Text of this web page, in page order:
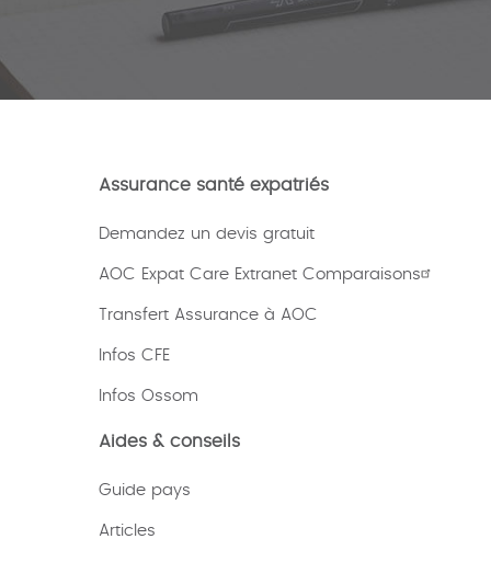
Assurance santé expatriés
Demandez un devis gratuit
AOC Expat Care Extranet Comparaisons
Transfert Assurance à AOC
Infos CFE
Infos Ossom
Aides & conseils
Guide pays
Articles